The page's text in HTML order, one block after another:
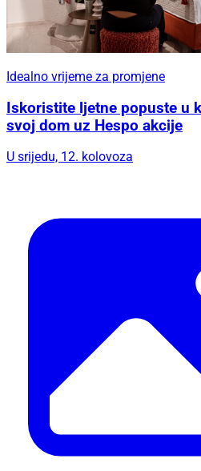
Idealno vrijeme za promjene
Iskoristite ljetne popuste u
svoj dom uz Hespo akcije
U srijedu, 12. kolovoza